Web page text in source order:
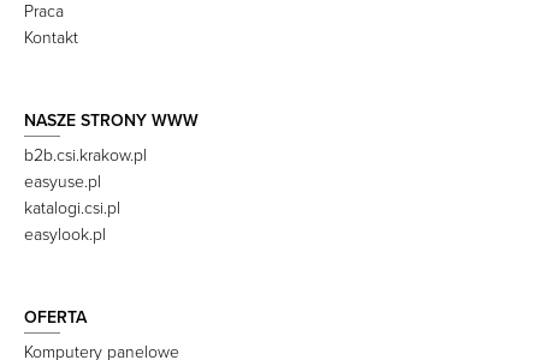
Praca
Kontakt
NASZE STRONY WWW
b2b.csi.krakow.pl
easyuse.pl
katalogi.csi.pl
easylook.pl
OFERTA
Komputery panelowe